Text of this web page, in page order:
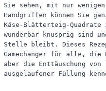
Sie sehen, mit nur
Handgriffen können Sie
Käse-Blätterteig-Quadrate
wunderbar knusprig sind
Stelle bleibt. Dieses
Gamechanger für alle,
aber die Enttäuschung von
ausgelaufener Füllung